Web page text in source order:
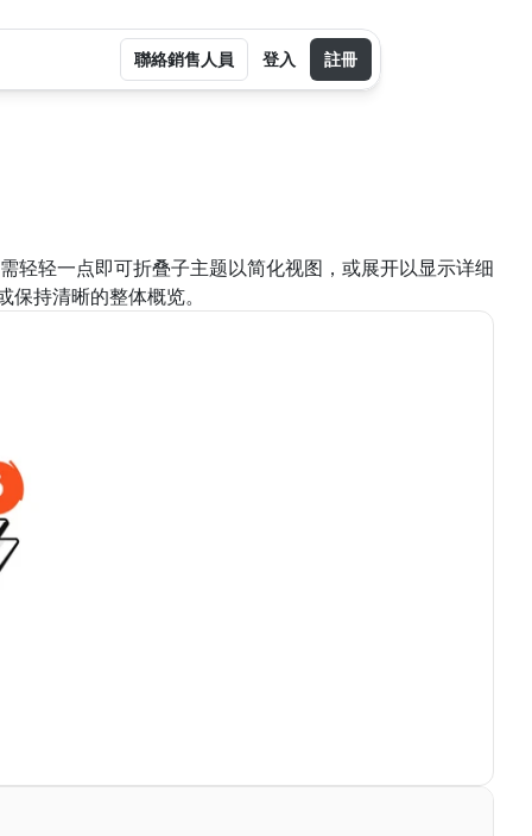
轻一点即可折叠子主题以简化视图，或展开以显示详细
持清晰的整体概览。
聯絡銷售人員 登入 註冊